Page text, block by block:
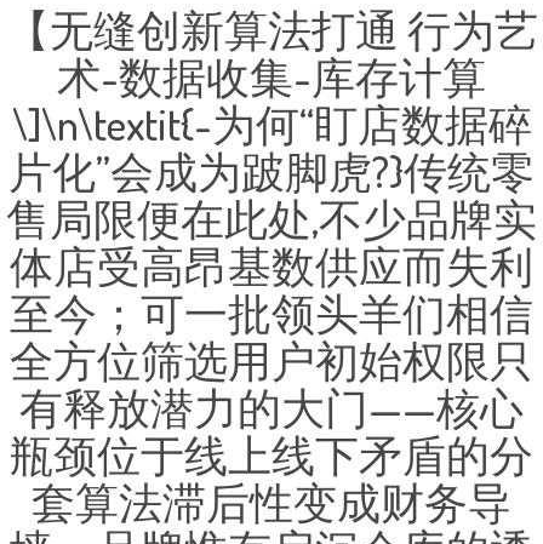
【无缝创新算法打通 行为艺
术-数据收集-库存计算
\]\n\textit{-为何“盯店数据碎
片化”会成为跛脚虎?}传统零
售局限便在此处,不少品牌实
体店受高昂基数供应而失利
至今；可一批领头羊们相信
全方位筛选用户初始权限只
有释放潜力的大门——核心
瓶颈位于线上线下矛盾的分
套算法滞后性变成财务导